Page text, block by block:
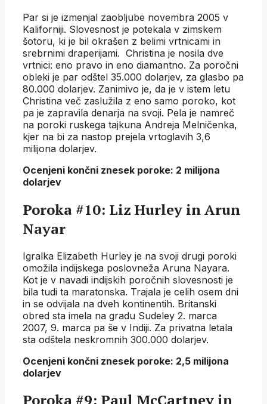
Par si je izmenjal zaobljube novembra 2005 v
Kaliforniji. Slovesnost je potekala v zimskem
šotoru, ki je bil okrašen z belimi vrtnicami in
srebrnimi draperijami. Christina je nosila dve
vrtnici: eno pravo in eno diamantno. Za poročni
obleki je par odštel 35.000 dolarjev, za glasbo pa
80.000 dolarjev. Zanimivo je, da je v istem letu
Christina več zaslužila z eno samo poroko, kot
pa je zapravila denarja na svoji. Pela je namreč
na poroki ruskega tajkuna Andreja Melničenka,
kjer na bi za nastop prejela vrtoglavih 3,6
milijona dolarjev.
Ocenjeni končni znesek poroke: 2 milijona
dolarjev
Poroka #10: Liz Hurley in Arun
Nayar
Igralka Elizabeth Hurley je na svoji drugi poroki
omožila indijskega poslovneža Aruna Nayara.
Kot je v navadi indijskih poročnih slovesnosti je
bila tudi ta maratonska. Trajala je celih osem dni
in se odvijala na dveh kontinentih. Britanski
obred sta imela na gradu Sudeley 2. marca
2007, 9. marca pa še v Indiji. Za privatna letala
sta odštela neskromnih 300.000 dolarjev.
Ocenjeni končni znesek poroke: 2,5 milijona
dolarjev
Poroka #9: Paul McCartney in